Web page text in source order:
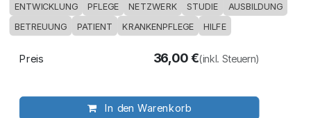
ENTWICKLUNG PFLEGE NETZWERK STUDIE AUSBILDUNG
BETREUUNG PATIENT KRANKENPFLEGE HILFE
In den Warenkorb
Preis 36,00€(inkl. Steuern)